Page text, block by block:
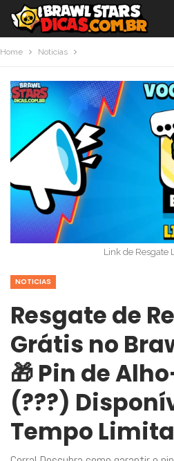
Home Noticias
Link de Resgate
NOTICIAS
Resgate de
Grátis no
🎁 Pin de
(???)
Tempo